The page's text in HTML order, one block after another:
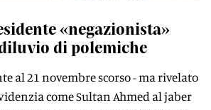
«negazionista»
di polemiche
al 21 novembre scorso - ma rivelato
come Sultan Ahmed al jaber